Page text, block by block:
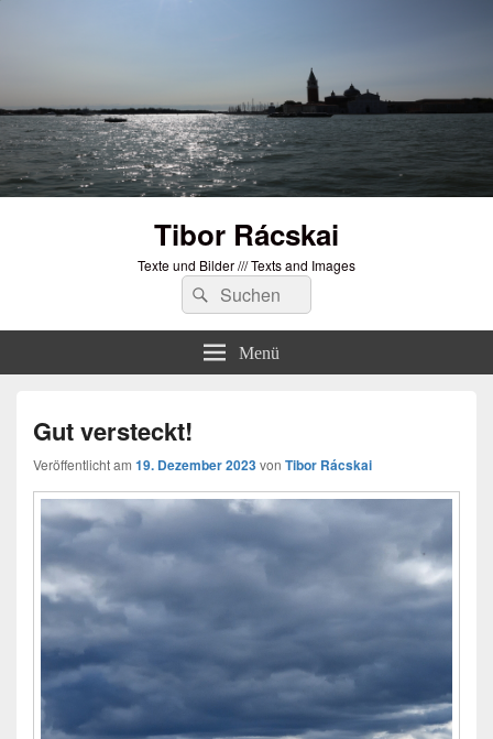
Tibor Rácskai
Texte und Bilder /// Texts and Images
Suchen
nach:
Suchen
Menü
Gut versteckt!
Veröffentlicht am 19. Dezember 2023von Tibor Rácskai